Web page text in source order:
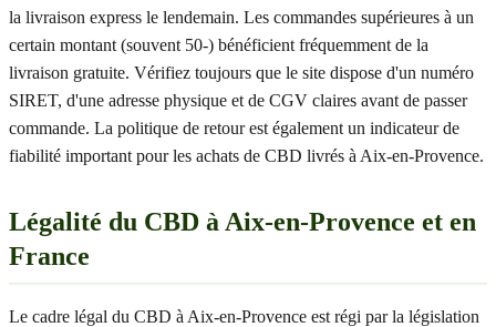
la livraison express le lendemain. Les commandes supérieures à un
certain montant (souvent 50-) bénéficient fréquemment de la
livraison gratuite. Vérifiez toujours que le site dispose d'un numéro
SIRET, d'une adresse physique et de CGV claires avant de passer
commande. La politique de retour est également un indicateur de
fiabilité important pour les achats de CBD livrés à Aix-en-Provence.
Légalité du CBD à Aix-en-Provence et en
France
Le cadre légal du CBD à Aix-en-Provence est régi par la législation